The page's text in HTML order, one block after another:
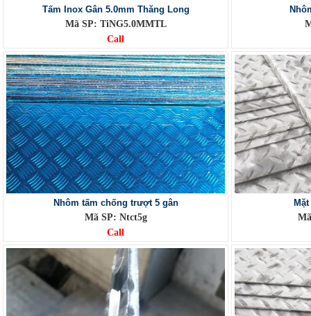
Tấm Inox Gân 5.0mm Thăng Long
Mã SP: TiNG5.0MMTL
Call
Nhôm tấm chống trượt 5 gân
Mã SP: Ntct5g
Call